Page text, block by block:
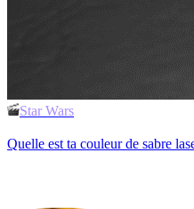
Star Wars
Quelle est ta couleur de sabre